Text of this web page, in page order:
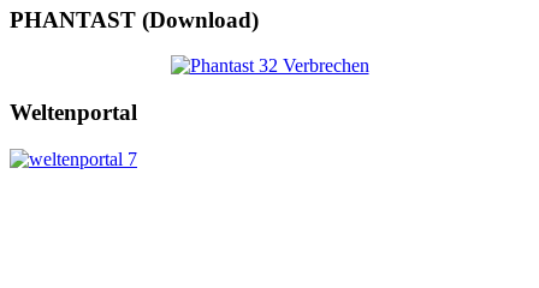
PHANTAST (Download)
Weltenportal